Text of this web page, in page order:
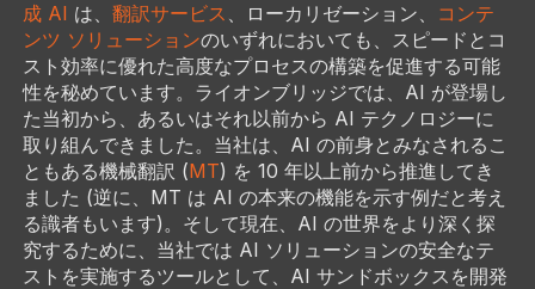
成 AI は、 翻訳サービス 、ローカリゼーション、
コンテ
ンツ ソリューションのいずれにおいても、スピードとコ
スト効率に優れた高度なプロセスの構築を促進する可能
性を秘めています。ライオンブリッジでは、AI が登場し
た当初から、あるいはそれ以前から AI テクノロジーに
取り組んできました。当社は、AI の前身とみなされるこ
ともある機械翻訳 (MT) を 10 年以上前から推進してき
ました (逆に、MT は AI の本来の機能を示す例だと考え
る識者もいます)。そして現在、AI の世界をより深く探
究するために、当社では AI ソリューションの安全なテ
ストを実施するツールとして、AI サンドボックスを開発